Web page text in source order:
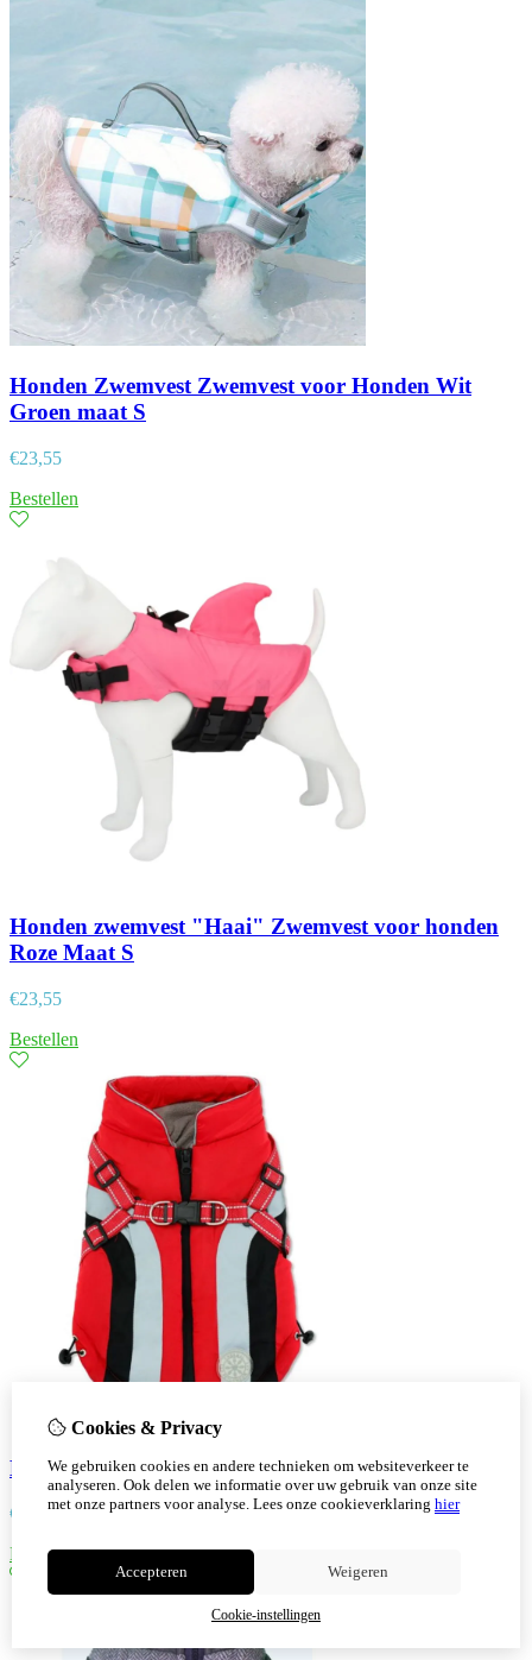
Honden Zwemvest Zwemvest voor Honden Wit
Groen maat S
€23,55
Bestellen
Honden zwemvest "Haai" Zwemvest voor honden
Roze Maat S
€23,55
Bestellen
Honden harnasjas Reflecterende rood
€
28,54
Bestellen
Cookies & Privacy
We gebruiken cookies en andere technieken om websiteverkeer te
analyseren. Ook delen we informatie over uw gebruik van onze site
met onze partners voor analyse. Lees onze cookieverklaring hier
Accepteren Weigeren
Cookie-instellingen